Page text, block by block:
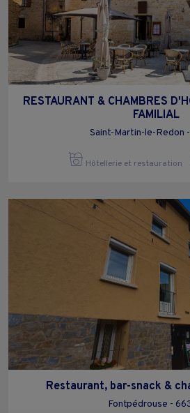
RESTAURANT & CHAMBRES
FAMILIAL
Saint-Martin-le-Redon
Hôtellerie et restauration
Restaurant, bar-snack &
Fontpédrouse -